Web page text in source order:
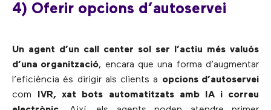
4) Oferir opcions d’autoservei
Un agent d’un call center sol ser l’actiu més valuós
d’una organització, encara que una forma d’augmentar
l’eficiència és dirigir als clients a opcions d’autoservei
com IVR, xat bots automatitzats amb IA i correu